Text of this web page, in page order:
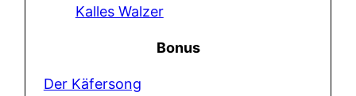
Kalles Walzer
Bonus
Der Käfersong